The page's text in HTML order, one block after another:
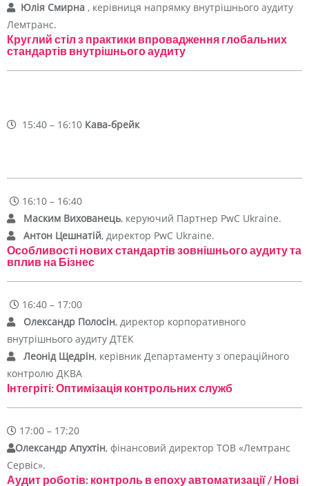
Юлія Смирна , керівниця напрямку внутрішнього аудиту
Лемтранс.
Круглий стіл з практики впровадження глобальних
стандартів внутрішнього аудиту
15:40 – 16:10 Кава-брейк
16:10 – 16:40
Маским Вихованець, керуючий Партнер PwC Ukraine.
Антон Цешнатій, директор PwC Ukraine.
Особливості нових стандартів зовнішнього аудиту та
вплив на Бізнес
16:40 – 17:00
Олександр Полосін, директор корпоративного
внутрішнього аудиту ДТЕК
Леонід Щедрін, керівник Департаменту з операційного
контролю ДКВА
Інтегріті: Оптимізація контрольних служб
17:00 – 17:20
Олександр Апухтін, фінансовий директор ТОВ «Лемтранс
Сервіс».
Аудит роботів: контроль в епоху автоматизації / Нові